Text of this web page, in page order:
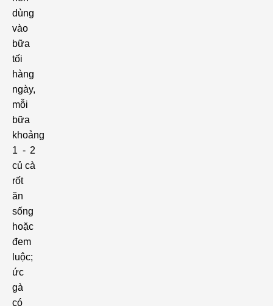
dùng
vào
bữa
tối
hàng
ngày,
mỗi
bữa
khoảng
1 - 2
củ cà
rốt
ăn
sống
hoặc
đem
luộc;
ức
gà
có